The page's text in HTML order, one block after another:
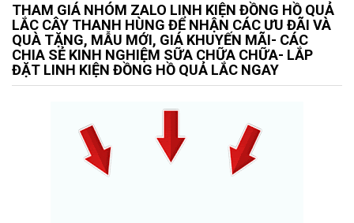
THAM GIÁ NHÓM ZALO LINH KIỆN ĐỒNG HỒ QUẢ
LẮC CÂY THANH HÙNG ĐỂ NHẬN CÁC ƯU ĐÃI VÀ
QUÀ TẶNG, MẪU MỚI, GIÁ KHUYẾN MÃI- CÁC
CHIA SẺ KINH NGHIỆM SỮA CHỮA CHỮA- LẮP
ĐẶT LINH KIỆN ĐỒNG HỒ QUẢ LẮC NGAY